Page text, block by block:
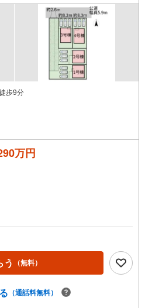
歩9分
万円
う （無料）
（通話料無料）